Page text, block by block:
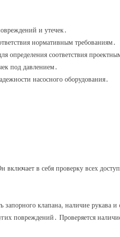
и утечек․
нормативным требованиям․
определения соответствия
под давлением․
насосного оборудования․
в себя проверку всех
клапана, наличие рукава и
повреждений․ Проверяется